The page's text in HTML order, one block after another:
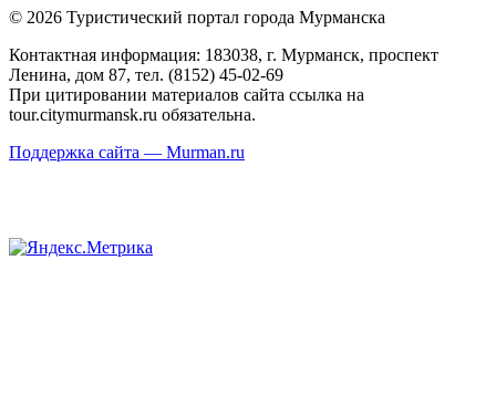
© 2026 Туристический портал города Мурманска
Контактная информация: 183038, г. Мурманск, проспект
Ленина, дом 87, тел. (8152) 45-02-69
При цитировании материалов сайта ссылка на
tour.citymurmansk.ru обязательна.
Поддержка сайта — Murman.ru